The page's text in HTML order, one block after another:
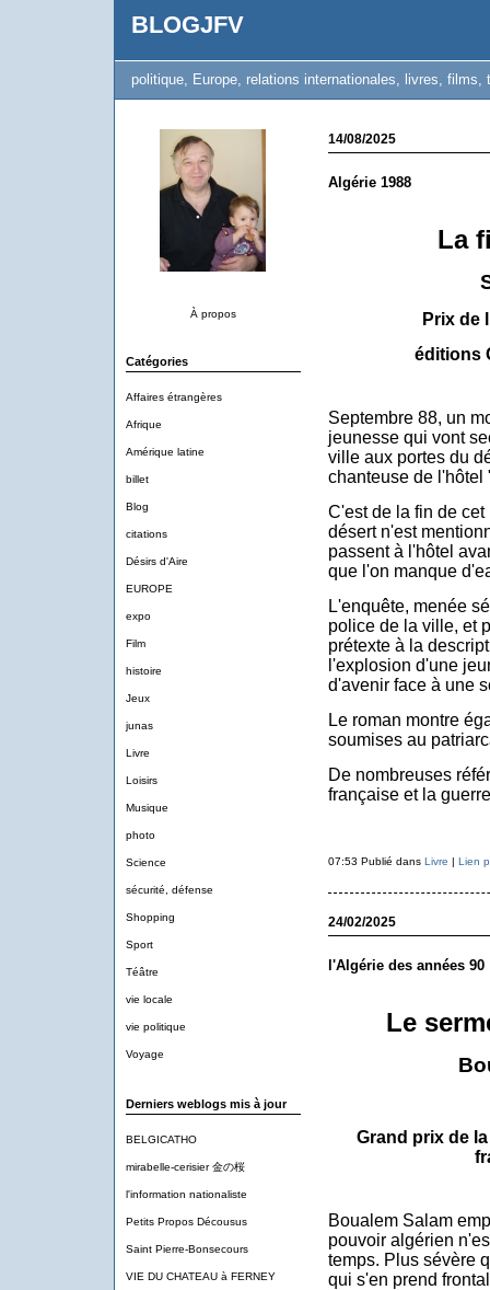
BLOGJFV
politique, Europe, relations internationales, livres, films,
À propos
Catégories
Affaires étrangères
Afrique
Amérique latine
billet
Blog
citations
Désirs d'Aire
EUROPE
expo
Film
histoire
Jeux
junas
Livre
Loisirs
Musique
photo
Science
sécurité, défense
Shopping
Sport
Téâtre
vie locale
vie politique
Voyage
Derniers weblogs mis à jour
BELGICATHO
mirabelle-cerisier 金の桜
l'information nationaliste
Petits Propos Décousus
Saint Pierre-Bonsecours
VIE DU CHATEAU à FERNEY
14/08/2025
Algérie 1988
La
Prix de
éditions
Septembre 88, un
jeunesse qui vont
ville aux portes du
chanteuse de l'hôtel
C'est de la fin de
désert n'est
passent à l'hôtel
que l'on manque
L'enquête, menée
police de la ville, et
prétexte à la
l'explosion d'une
d'avenir face à une
Le roman montre
soumises au
De nombreuses
française et la
07:53 Publié dans Livre | Lien
24/02/2025
l'Algérie des années 90
Le
Grand prix de
Boualem Salam
pouvoir algérien
temps. Plus sévère
qui s'en prend